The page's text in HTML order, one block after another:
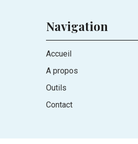
Navigation
Accueil
A propos
Outils
Contact